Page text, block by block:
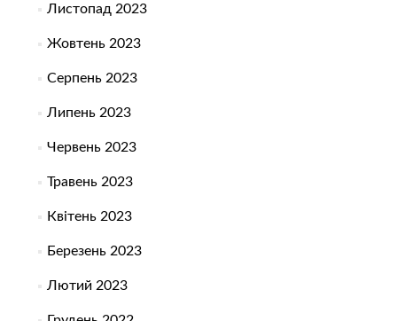
Листопад 2023
Жовтень 2023
Серпень 2023
Липень 2023
Червень 2023
Травень 2023
Квітень 2023
Березень 2023
Лютий 2023